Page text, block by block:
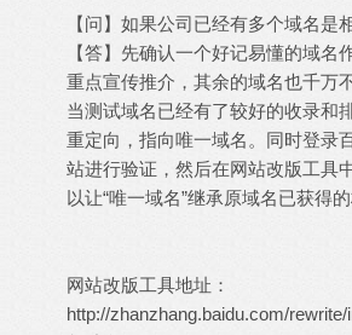
【问】如果公司已经有多个域名是
【答】先确认一个好记易懂的域名
重点宣传推介，其余的域名也千万
当测试域名已经有了较好的收录和
重定向，指向唯一域名。同时登录
站进行验证，然后在网站改版工具
以让“唯一域名”继承原域名已获得的
网站改版工具地址：
http://zhanzhang.baidu.com/rewrite/